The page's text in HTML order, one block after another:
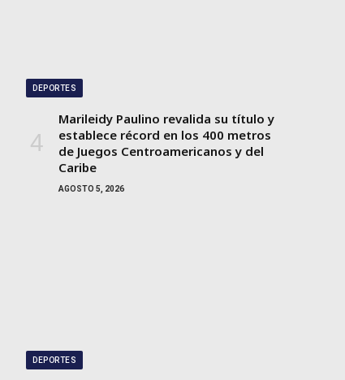
DEPORTES
Marileidy Paulino revalida su título y
establece récord en los 400 metros
de Juegos Centroamericanos y del
Caribe
AGOSTO 5, 2026
DEPORTES